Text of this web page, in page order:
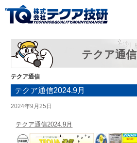
テクア通信
テクア通信
テクア通信2024.9月
2024年9月25日
テクア通信2024.9月